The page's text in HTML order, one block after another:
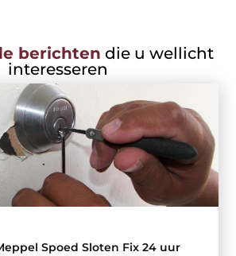
berichten die u wellicht
interesseren
Spoed Sloten Fix 24 uur